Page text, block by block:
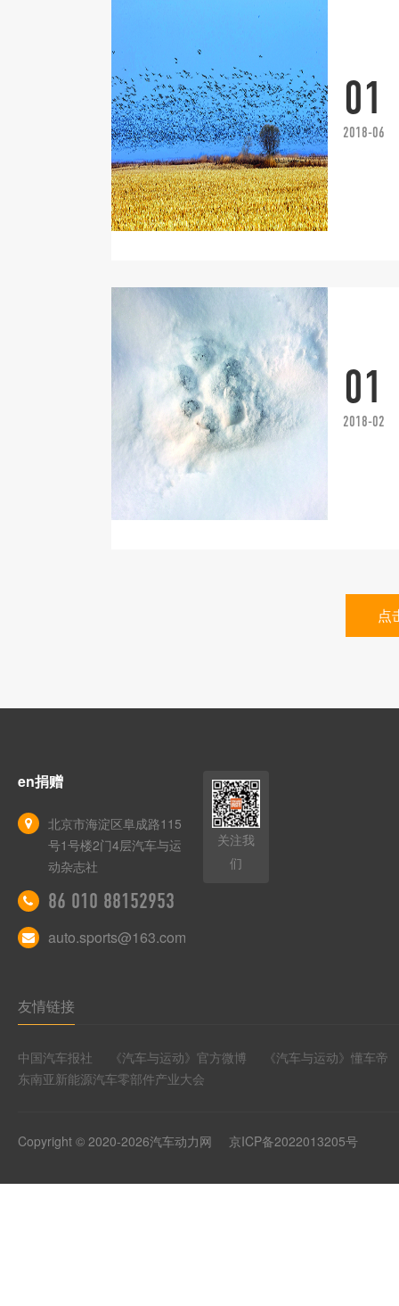
01
2018-06
01
2018-02
点
en捐赠
北京市海淀区阜成路115
号1号楼2门4层汽车与运
动杂志社
86 010 88152953
auto.sports@163.com
关注我
们
友情链接
中国汽车报社 《汽车与运动》官方微博
《汽车与运动》懂车帝
东南亚新能源汽车零部件产业大会
Copyright © 2020-2026汽车动力网 京ICP备2022013205号